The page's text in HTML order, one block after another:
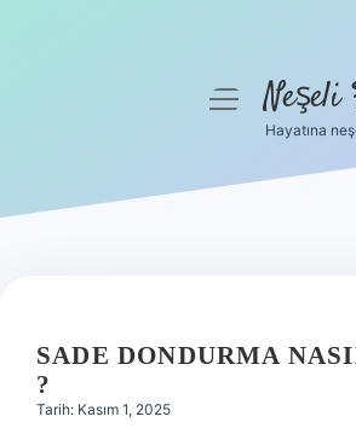
Hakkımızda
menüyü
Hayatına
SADE DONDURMA
?
Tarih: Kasım 1, 2025